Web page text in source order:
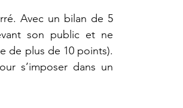
Avec un bilan de 5
son public et ne
de plus de 10 points).
s’imposer dans un